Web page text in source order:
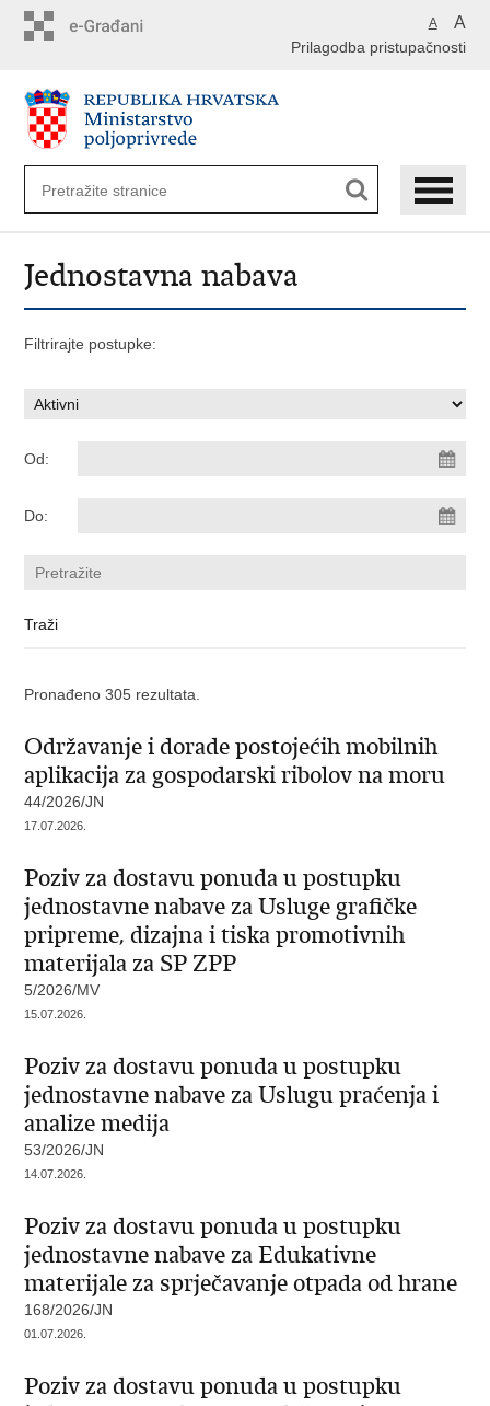
A A
Prilagodba pristupačnosti
Jednostavna nabava
Filtrirajte postupke:
Od:
Do:
Pronađeno 305 rezultata.
Održavanje i dorade postojećih mobilnih
aplikacija za gospodarski ribolov na moru
44/2026/JN
17.07.2026.
Poziv za dostavu ponuda u postupku
jednostavne nabave za Usluge grafičke
pripreme, dizajna i tiska promotivnih
materijala za SP ZPP
5/2026/MV
15.07.2026.
Poziv za dostavu ponuda u postupku
jednostavne nabave za Uslugu praćenja i
analize medija
53/2026/JN
14.07.2026.
Poziv za dostavu ponuda u postupku
jednostavne nabave za Edukativne
materijale za sprječavanje otpada od hrane
168/2026/JN
01.07.2026.
Poziv za dostavu ponuda u postupku